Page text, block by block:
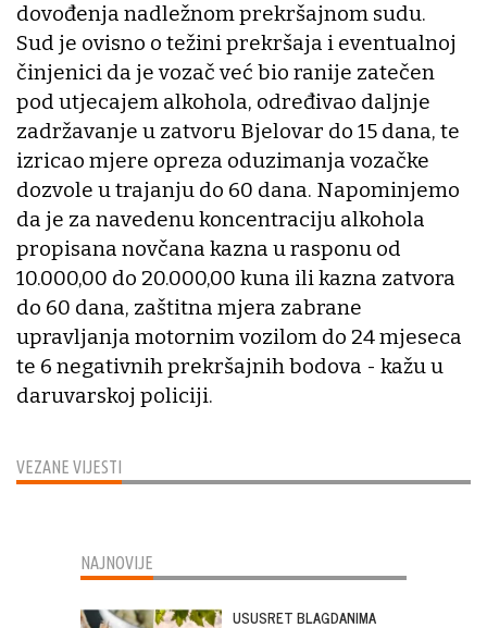
VEZANE VIJESTI
dovođenja nadležnom prekršajnom sudu.
Sud je ovisno o težini prekršaja i eventualnoj
činjenici da je vozač već bio ranije zatečen
pod utjecajem alkohola, određivao daljnje
zadržavanje u zatvoru Bjelovar do 15 dana, te
izricao mjere opreza oduzimanja vozačke
dozvole u trajanju do 60 dana. Napominjemo
da je za navedenu koncentraciju alkohola
propisana novčana kazna u rasponu od
10.000,00 do 20.000,00 kuna ili kazna zatvora
do 60 dana, zaštitna mjera zabrane
upravljanja motornim vozilom do 24 mjeseca
te 6 negativnih prekršajnih bodova - kažu u
daruvarskoj policiji.
NAJNOVIJE
USUSRET BLAGDANIMA